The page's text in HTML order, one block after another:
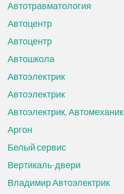
Автотравматология
Автоцентр
Автоцентр
Автошкола
Автоэлектрик
Автоэлектрик
Автоэлектрик, Автомеханик
Аргон
Белый сервис
Вертикаль-двери
Владимир Автоэлектрик